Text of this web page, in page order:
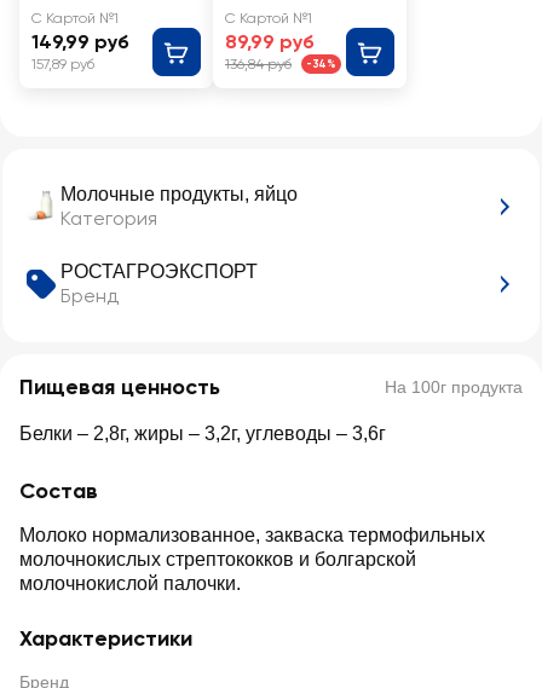
Молочные продукты, яйцо
Категория
РОСТАГРОЭКСПОРТ
Бренд
Пищевая ценность На 100г продукта
Белки – 2,8г, жиры – 3,2г, углеводы – 3,6г
Состав
Молоко нормализованное, закваска термофильных
молочнокислых стрептококков и болгарской
молочнокислой палочки.
Характеристики
Бренд
4,2%, без змж
С Картой №1
149,99 руб
157,89 руб
С Картой №1
89,99 руб
136,84 руб -34%